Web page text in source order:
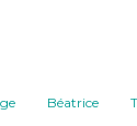
Béatrice